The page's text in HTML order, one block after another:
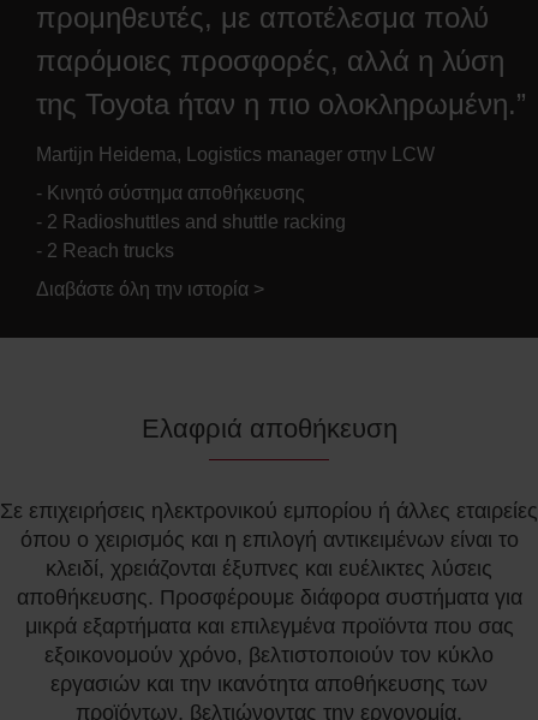
προμηθευτές, με αποτέλεσμα πολύ
παρόμοιες προσφορές, αλλά η λύση
της Toyota ήταν η πιο ολοκληρωμένη.”
Martijn Heidema, Logistics manager στην LCW
- Κινητό σύστημα αποθήκευσης
- 2 Radioshuttles and shuttle racking
- 2 Reach trucks
Διαβάστε όλη την ιστορία >
Ελαφριά αποθήκευση
Σε επιχειρήσεις ηλεκτρονικού εμπορίου ή άλλες εταιρείες
όπου ο χειρισμός και η επιλογή αντικειμένων είναι το
κλειδί, χρειάζονται έξυπνες και ευέλικτες λύσεις
αποθήκευσης. Προσφέρουμε διάφορα συστήματα για
μικρά εξαρτήματα και επιλεγμένα προϊόντα που σας
εξοικονομούν χρόνο, βελτιστοποιούν τον κύκλο
εργασιών και την ικανότητα αποθήκευσης των
προϊόντων, βελτιώνοντας την εργονομία.